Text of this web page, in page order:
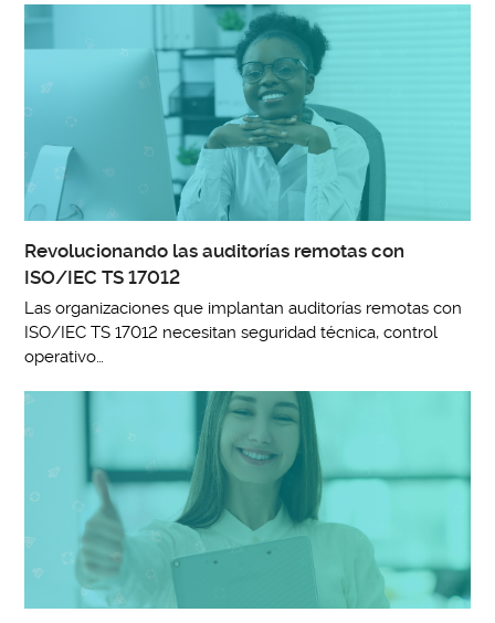
Revolucionando las auditorías remotas con
ISO/IEC TS 17012
Las organizaciones que implantan auditorías remotas con
ISO/IEC TS 17012 necesitan seguridad técnica, control
operativo…